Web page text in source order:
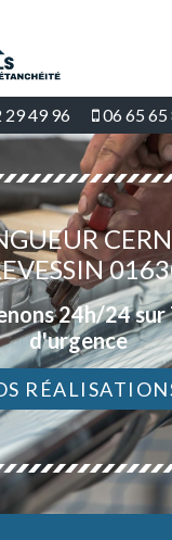
29 49 96 06 65 65
24h/24 sur
d'urgence